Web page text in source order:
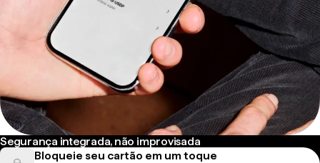
Segurança integrada, não improvisada
Bloqueie seu cartão em um toque